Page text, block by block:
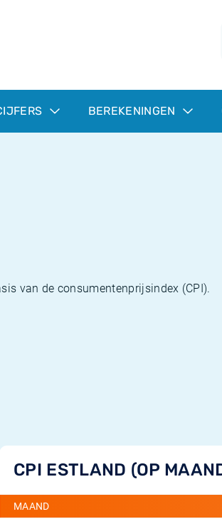
BEREKENINGEN
van de consumentenprijsindex (CPI).
CPI ESTLAND (OP
MAAND